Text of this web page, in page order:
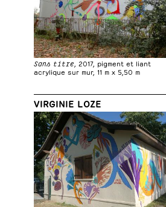
Sans titre , 2017, pigment et liant
acrylique sur mur, 11 m x 5,50 m
VIRGINIE LOZE